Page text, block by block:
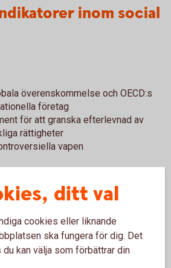
inom social
överenskommelse och OECD:s
företag
för att granska efterlevnad av
rättigheter
vapen
rättigheter
mellan könen
i styrelserna
ditt val
cookies eller liknande
ska fungera för dig. Det
kan välja som förbättrar din